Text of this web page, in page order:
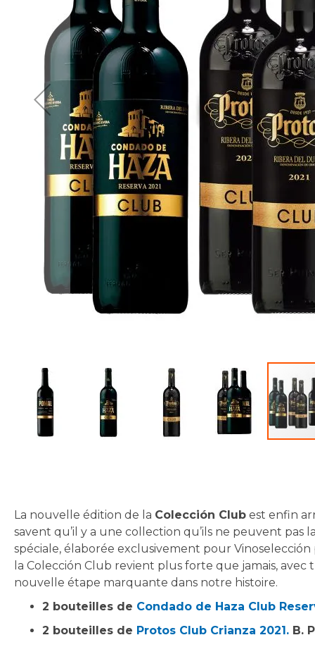
of
the
images
gallery
La nouvelle édition de la Colección Club est enfin
savent qu’il y a une collection qu’ils ne peuvent pas
spéciale, élaborée exclusivement pour
la Colección Club revient plus forte que jamais,
nouvelle étape marquante dans notre histoire.
2 bouteilles de Condado de Haza Club
2 bouteilles de Protos Club Crianza 2021. B.